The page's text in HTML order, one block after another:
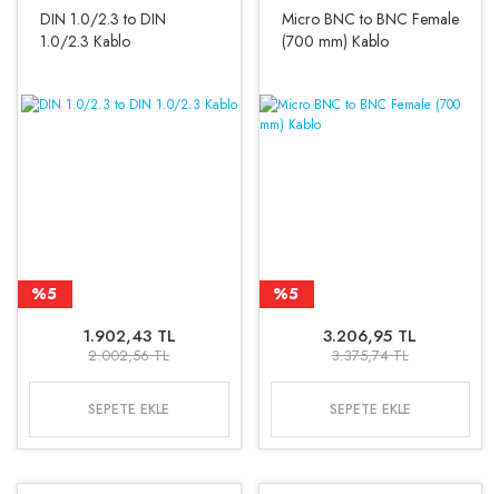
DIN 1.0/2.3 to DIN
1.0/2.3 Kablo
%5
1.902,43 TL
2.002,56 TL
SEPETE EKLE
Micro BNC to BNC Female
(700 mm) Kablo
%5
3.206,95 TL
3.375,74 TL
SEPETE EKLE